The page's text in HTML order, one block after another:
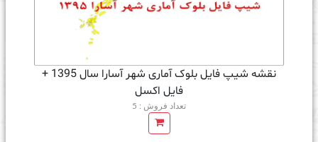
نقشه شیپ فایل بلوک آماری شهر آسارا سال 1395 +
فايل اكسل
تعداد فروش : 5